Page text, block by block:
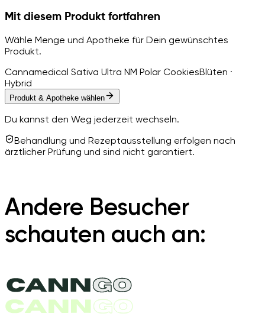
Mit diesem Produkt fortfahren
Wähle Menge und Apotheke für Dein gewünschtes
Produkt.
Cannamedical Sativa Ultra NM Polar CookiesBlüten ·
Hybrid
Produkt & Apotheke wählen
Du kannst den Weg jederzeit wechseln.
Behandlung und Rezeptausstellung erfolgen nach
ärztlicher Prüfung und sind nicht garantiert.
Andere Besucher
schauten auch an: